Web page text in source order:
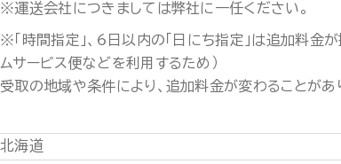
※運送会社につきましては弊社に一任ください。
※「時間指定」、6日以内の「日にち指定」は追加料金が
ムサービス便などを利用するため）
受取の地域や条件により、追加料金が変わることがあ
北海道